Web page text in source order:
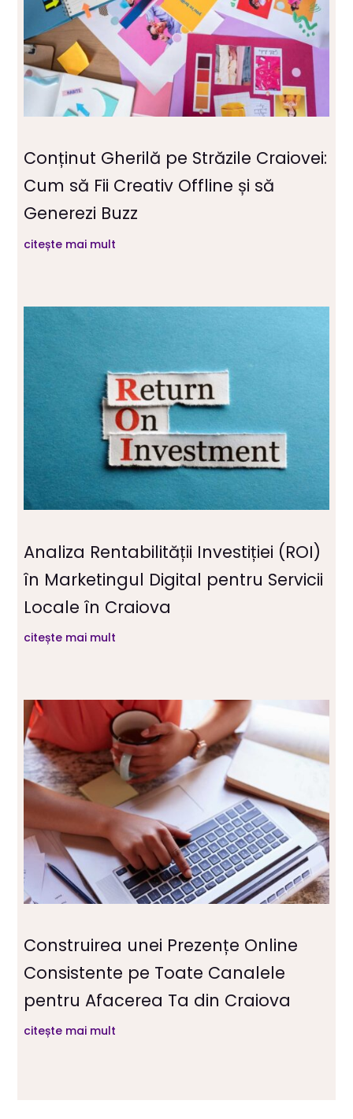
Conținut Gherilă pe Străzile Craiovei:
Cum să Fii Creativ Offline și să
Generezi Buzz
citește mai mult
Analiza Rentabilității Investiției (ROI)
în Marketingul Digital pentru Servicii
Locale în Craiova
citește mai mult
Construirea unei Prezențe Online
Consistente pe Toate Canalele
pentru Afacerea Ta din Craiova
citește mai mult